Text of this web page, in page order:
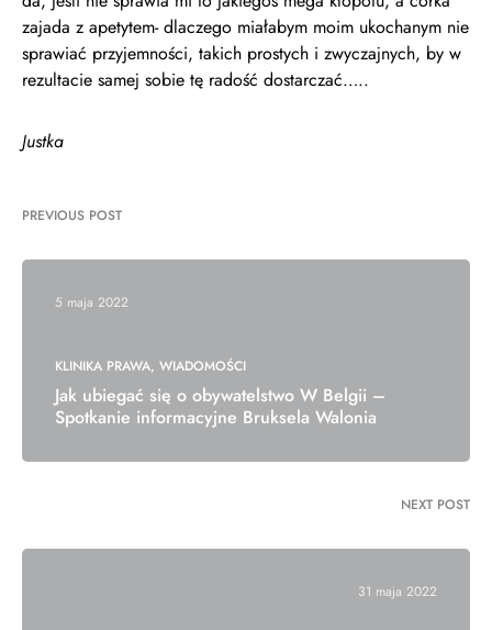
zajada z apetytem- dlaczego miałabym moim ukochanym nie
sprawiać przyjemności, takich prostych i zwyczajnych, by w
rezultacie samej sobie tę radość dostarczać…..
Justka
PREVIOUS POST
5 maja 2022
KLINIKA PRAWA WIADOMOŚCI
Jak ubiegać się o obywatelstwo W Belgii –
Spotkanie informacyjne Bruksela Walonia
NEXT POST
31 maja 2022